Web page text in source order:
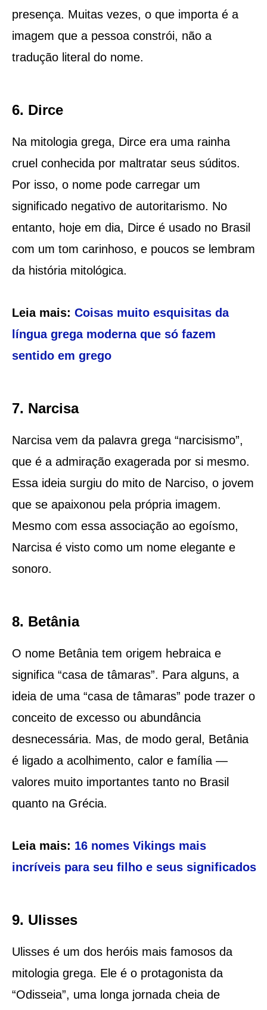
presença. Muitas vezes, o que importa é a
imagem que a pessoa constrói, não a
tradução literal do nome.
6. Dirce
Na mitologia grega, Dirce era uma rainha
cruel conhecida por maltratar seus súditos.
Por isso, o nome pode carregar um
significado negativo de autoritarismo. No
entanto, hoje em dia, Dirce é usado no Brasil
com um tom carinhoso, e poucos se lembram
da história mitológica.
Leia mais: Coisas muito esquisitas da
língua grega moderna que só fazem
sentido em grego
7. Narcisa
Narcisa vem da palavra grega “narcisismo”,
que é a admiração exagerada por si mesmo.
Essa ideia surgiu do mito de Narciso, o jovem
que se apaixonou pela própria imagem.
Mesmo com essa associação ao egoísmo,
Narcisa é visto como um nome elegante e
sonoro.
8. Betânia
O nome Betânia tem origem hebraica e
significa “casa de tâmaras”. Para alguns, a
ideia de uma “casa de tâmaras” pode trazer o
conceito de excesso ou abundância
desnecessária. Mas, de modo geral, Betânia
é ligado a acolhimento, calor e família —
valores muito importantes tanto no Brasil
quanto na Grécia.
Leia mais: 16 nomes Vikings mais
incríveis para seu filho e seus significados
9. Ulisses
Ulisses é um dos heróis mais famosos da
mitologia grega. Ele é o protagonista da
“Odisseia”, uma longa jornada cheia de